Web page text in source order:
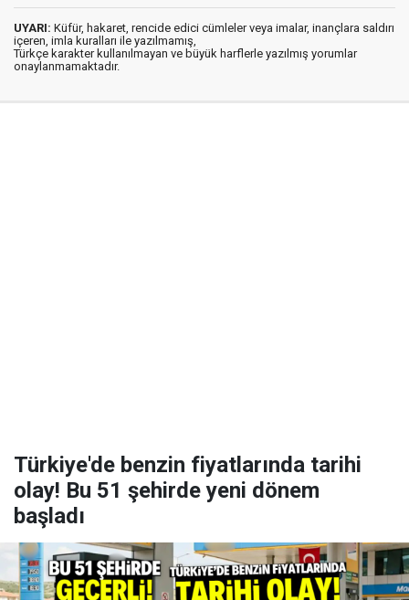
UYARI: Küfür, hakaret, rencide edici cümleler veya imalar, inançlara saldırı
içeren, imla kuralları ile yazılmamış,
Türkçe karakter kullanılmayan ve büyük harflerle yazılmış yorumlar
onaylanmamaktadır.
Türkiye'de benzin fiyatlarında tarihi
olay! Bu 51 şehirde yeni dönem
başladı